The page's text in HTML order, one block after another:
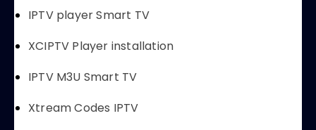
IPTV player Smart TV
XCIPTV Player installation
IPTV M3U Smart TV
Xtream Codes IPTV